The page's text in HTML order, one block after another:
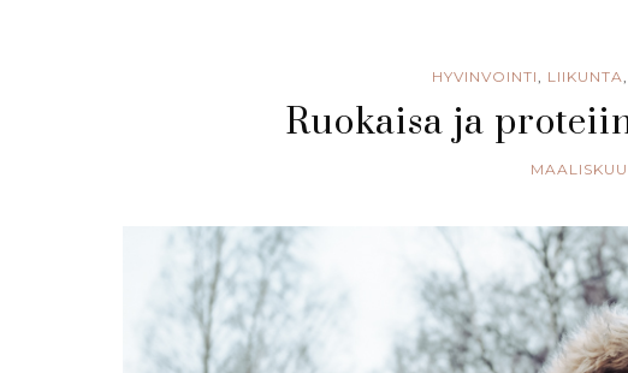
HYVINVOINTI, LIIKUNTA,
Ruokaisa ja